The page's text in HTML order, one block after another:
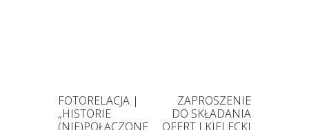
FOTORELACJA |
„HISTORIE
(NIE)POŁĄCZONE
ZAPROSZENIE
DO SKŁADANIA
OFERT I KIELECKI